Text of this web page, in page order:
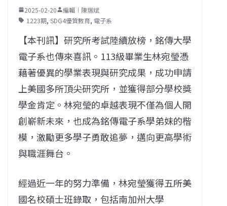
2025-02-20
編輯｜陳瑞斌
1223期, SDG4優質教育, 電子系
【本刊訊】研究所考試陸續放榜，銘傳大學
電子系也傳來喜訊。113級畢業生林宛瑩憑
藉著優異的學業表現與研究成果，成功申請
上美國多所頂尖研究所，並獲得部分學校獎
學金肯定。林宛瑩的卓越表現不僅為個人開
創嶄新未來，也成為銘傳電子系學弟妹的楷
模，激勵更多學子勇敢追夢，邁向更高學術
與職涯舞台。
經過近一年的努力準備，林宛瑩獲得五所美
國名校碩士班錄取，包括南加州大學